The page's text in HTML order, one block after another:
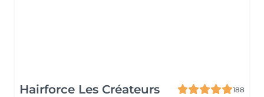
Hairforce Les Créateurs
188